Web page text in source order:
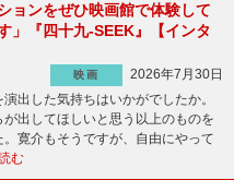
ョンをぜひ映画館で体験して
」『四十九-SEEK』【インタ
映画
2026年7月30日
出した気持ちはいかがでしたか。
出してほしいと思う以上のものを
寛介もそうですが、自由にやって
む